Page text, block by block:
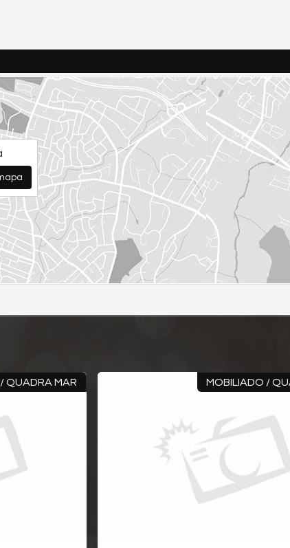
MOBILIADO / QUADRA MAR